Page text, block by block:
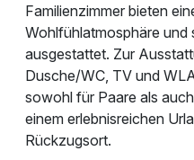
Familienzimmer bieten
Wohlfühlatmosphäre und
ausgestattet. Zur
Dusche/WC, TV und
sowohl für Paare als
einem erlebnisreichen
Rückzugsort.